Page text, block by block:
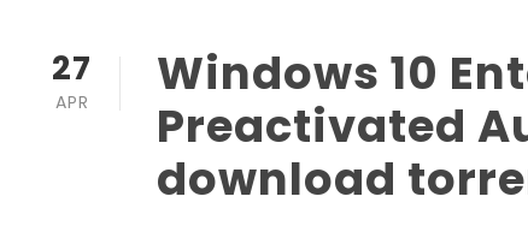
27
APR
Windows 10
Preactivated
download